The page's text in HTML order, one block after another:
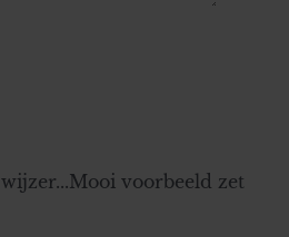
voorbeeld zet